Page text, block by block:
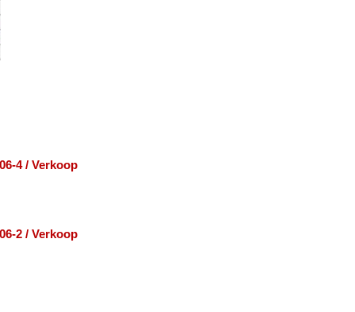
4 / Verkoop
2 / Verkoop